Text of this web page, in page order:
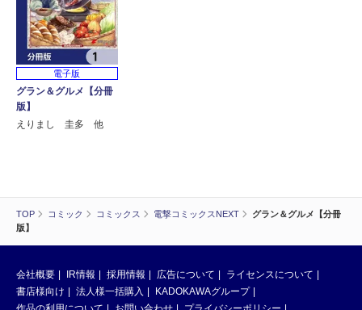
TOP コミック コミックス 電撃コミックスNEXT
グラン＆グルメ【分冊
版】
電子版
グラン＆グルメ【分冊
版】
えりまし 圭多 他
会社概要 IR情報 採用情報 広告について
ライセンスについて
書店様向け
法人様一括購入
KADOKAWAグループ